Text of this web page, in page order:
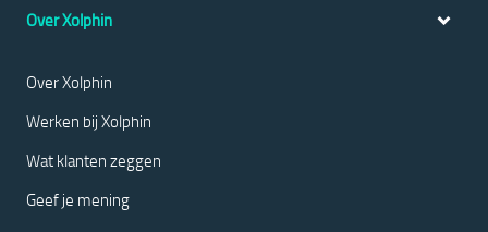
Over Xolphin
Over Xolphin
Werken bij Xolphin
Wat klanten zeggen
Geef je mening